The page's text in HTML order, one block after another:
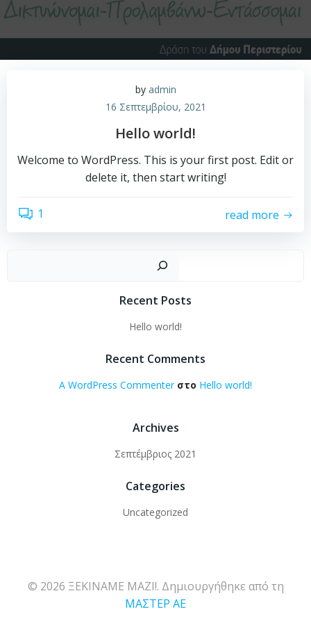
by admin
16 Σεπτεμβρίου, 2021
Hello world!
Welcome to WordPress. This is your first post. Edit or
delete it, then start writing!
1 read more
Αναζήτηση
Recent Posts
Hello world!
Recent Comments
A WordPress Commenterστο Hello world!
Archives
Σεπτέμβριος 2021
Categories
Uncategorized
© 2026 ΞΕΚΙΝΑΜΕ ΜΑΖΙ!. Δημιουργήθηκε από τη
ΜΑΣΤΕΡ ΑΕ